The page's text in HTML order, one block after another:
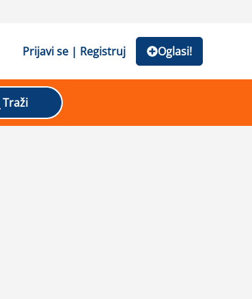
Prijavi se | Registruj Oglasi!
Traži